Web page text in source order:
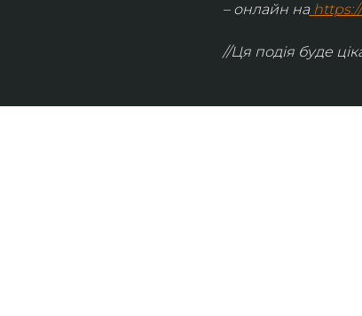
– онлайн на
//Ця подія буде